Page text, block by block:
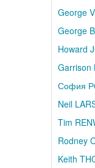
George
George
Howard
Garrison
София
Neil
Tim
Rodney
Keith